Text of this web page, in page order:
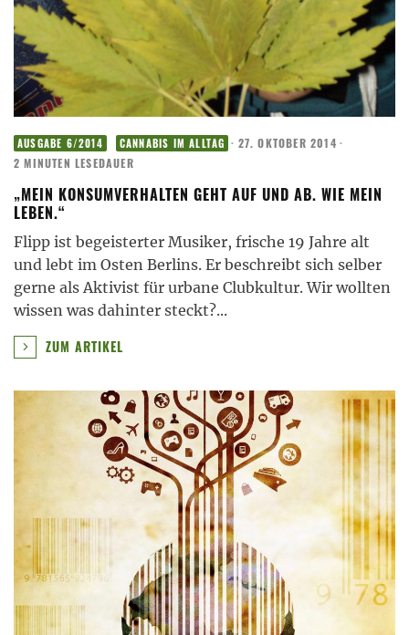
AUSGABE 6/2014 CANNABIS IM ALLTAG · 27. OKTOBER 2014 ·
2 MINUTEN LESEDAUER
„MEIN KONSUMVERHALTEN GEHT AUF UND AB. WIE MEIN
LEBEN.“
Flipp ist begeisterter Musiker, frische 19 Jahre alt
und lebt im Osten Berlins. Er beschreibt sich selber
gerne als Aktivist für urbane Clubkultur. Wir wollten
wissen was dahinter steckt?...
ZUM ARTIKEL